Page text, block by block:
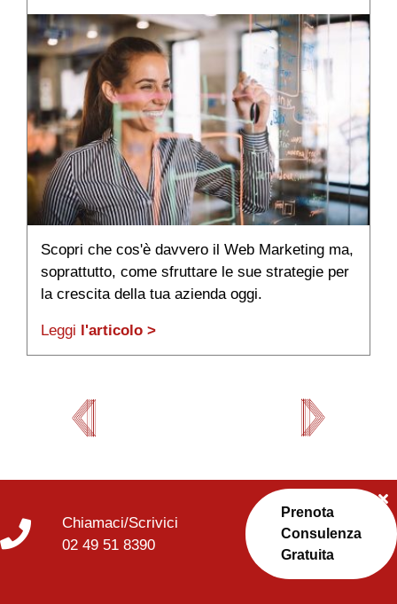
Scopri che cos'è davvero il Web Marketing ma,
soprattutto, come sfruttare le sue strategie per
la crescita della tua azienda oggi.
Leggi l'articolo >
Chiamaci/Scrivici
02 49 51 8390
Prenota
Consulenza
Gratuita